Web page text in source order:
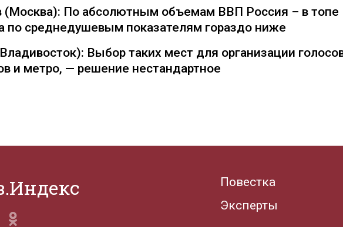
(Москва): По абсолютным объемам ВВП Россия – в топе
по среднедушевым показателям гораздо ниже
Выбор таких мест для организации
и метро, — решение нестандартное
Повестка
Эксперты